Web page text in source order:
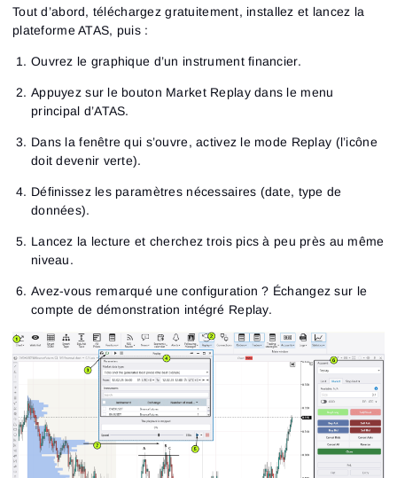
Tout d’abord, téléchargez gratuitement, installez et lancez la
plateforme ATAS, puis :
Ouvrez le graphique d’un instrument financier.
Appuyez sur le bouton Market Replay dans le menu
principal d’ATAS.
Dans la fenêtre qui s’ouvre, activez le mode Replay (l’icône
doit devenir verte).
Définissez les paramètres nécessaires (date, type de
données).
Lancez la lecture et cherchez trois pics à peu près au même
niveau.
Avez-vous remarqué une configuration ? Échangez sur le
compte de démonstration intégré Replay.